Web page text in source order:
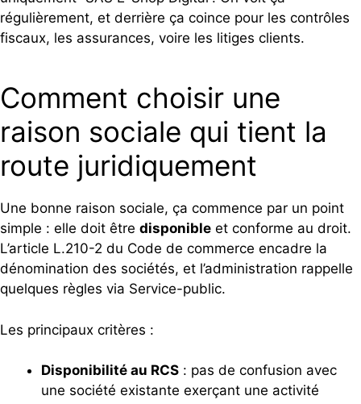
régulièrement, et derrière ça coince pour les contrôles
fiscaux, les assurances, voire les litiges clients.
Comment choisir une
raison sociale qui tient la
route juridiquement
Une bonne raison sociale, ça commence par un point
simple : elle doit être disponible et conforme au droit.
L’article L.210-2 du Code de commerce encadre la
dénomination des sociétés, et l’administration rappelle
quelques règles via Service-public.
Les principaux critères :
Disponibilité au RCS : pas de confusion avec
une société existante exerçant une activité